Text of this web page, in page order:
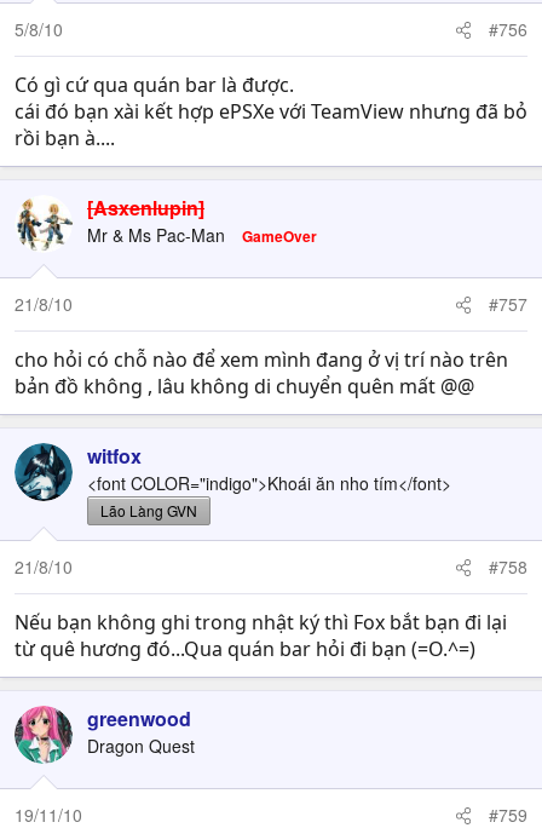
5/8/10 #756
Có gì cứ qua quán bar là được.
cái đó bạn xài kết hợp ePSXe với TeamView nhưng đã bỏ
rồi bạn à....
[Asxenlupin]
Mr & Ms Pac-Man GameOver
21/8/10 #757
cho hỏi có chỗ nào để xem mình đang ở vị trí nào trên
bản đồ không , lâu không di chuyển quên mất @@
witfox
<font COLOR="indigo">Khoái ăn nho tím</font>
Lão Làng GVN
21/8/10 #758
Nếu bạn không ghi trong nhật ký thì Fox bắt bạn đi lại
từ quê hương đó...Qua quán bar hỏi đi bạn (=O.^=)
greenwood
Dragon Quest
19/11/10 #759